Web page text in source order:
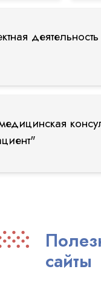
деятельность
сайты